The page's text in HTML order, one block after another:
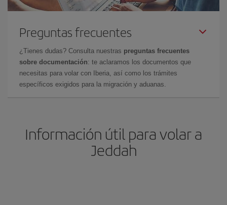
Preguntas frecuentes
¿Tienes dudas? Consulta nuestras preguntas frecuentes
sobre documentación: te aclaramos los documentos que
necesitas para volar con Iberia, así como los trámites
específicos exigidos para la migración y aduanas.
Información útil para volar a
Jeddah